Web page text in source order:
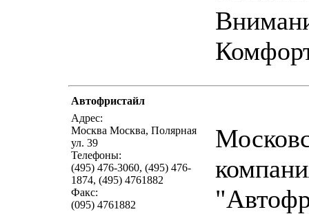
Автофристайл
Адрес:
Москва Москва, Полярная
ул. 39
Телефоны:
(495) 476-3060, (495) 476-
1874, (495) 4761882
Факс:
(095) 4761882